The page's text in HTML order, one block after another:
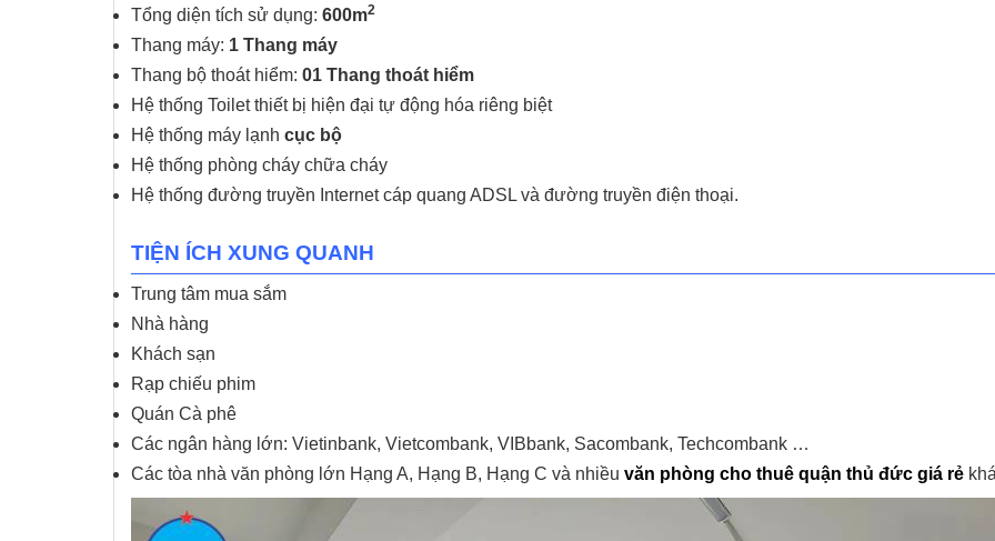
Tổng diện tích sử dụng: 600m2
Thang máy: 1 Thang máy
Thang bộ thoát hiểm: 01 Thang thoát hiểm
Hệ thống Toilet thiết bị hiện đại tự động hóa riêng biệt
Hệ thống máy lạnh cục bộ
Hệ thống phòng cháy chữa cháy
Hệ thống đường truyền Internet cáp quang ADSL và đường truyền điện thoại.
TIỆN ÍCH XUNG QUANH
Trung tâm mua sắm
Nhà hàng
Khách sạn
Rạp chiếu phim
Quán Cà phê
Các ngân hàng lớn: Vietinbank, Vietcombank, VIBbank, Sacombank, Techcombank …
Các tòa nhà văn phòng lớn Hạng A, Hạng B, Hạng C và nhiều văn phòng cho thuê quận thủ đức giá rẻ